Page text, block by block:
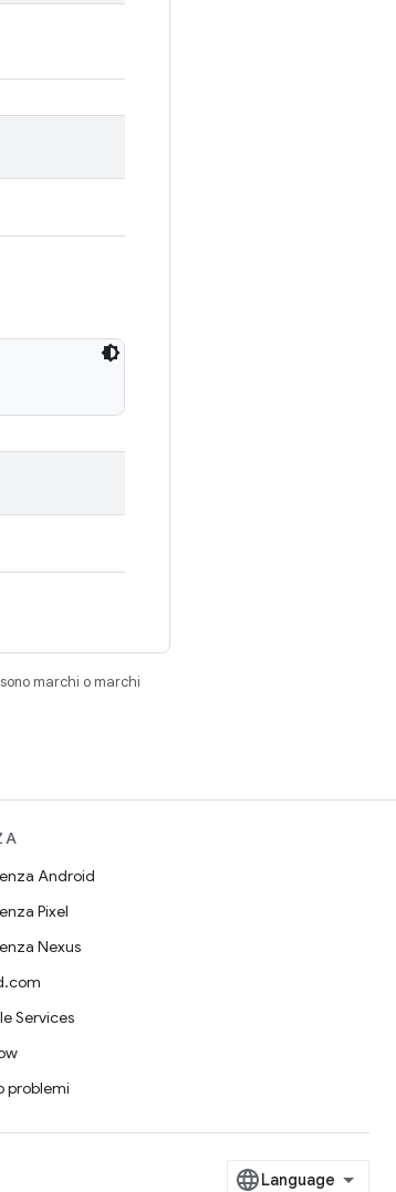
marchi o marchi
Android
Pixel
Nexus
Services
problemi